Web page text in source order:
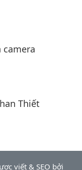
Thiết
viết & SEO bởi